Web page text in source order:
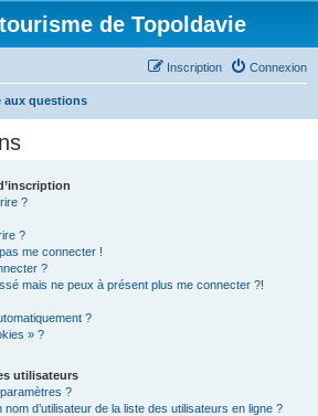
de Topoldavie
Connexion
Inscription
aux questions
?
?
me connecter !
?
mais ne peux à présent plus me connecter ?!
?
» ?
utilisateurs
?
d’utilisateur de la liste des utilisateurs en ligne ?